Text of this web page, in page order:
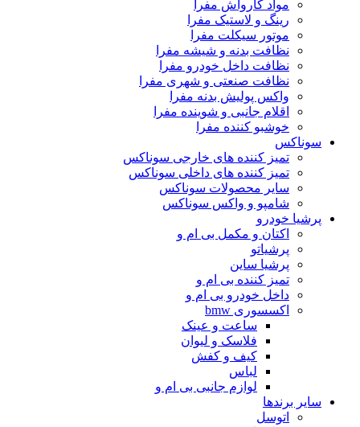
مواد کارواش مفرا
رینگ و لاستیک مفرا
موتور سیکلت مفرا
نظافت بدنه و شیشه مفرا
نظافت داخل خودرو مفرا
نظافت صنعتی و شهری مفرا
واکس پولیش بدنه مفرا
اقلام جانبی و شوینده مفرا
خوشبو کننده مفرا
سوناکس
تمیز کننده های خارجی سوناکس
تمیز کننده های داخلی سوناکس
سایر محصولات سوناکس
شامپو و واکس سوناکس
پرشیا خودرو
اکتان و مکمل بی ام و
پرشیاتو
پرشیا ساین
تمیز کننده بی ام و
داخل خودرو بی ام و
اکسسوری bmw
ساعت و عینک
فلاسک و لیوان
کیف و کفش
لباس
لوازم جانبی بی ام و
سایر برندها
اتوسل